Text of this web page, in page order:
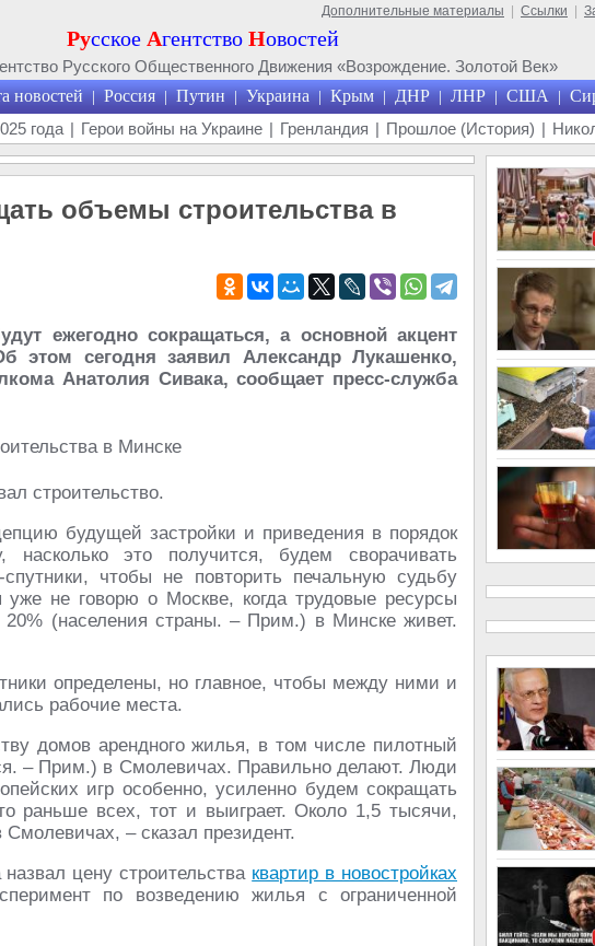
Дополнительные материалы Ссылки
Русское Агентство Новостей
Русского Общественного Движения «Возрождение. Золотой Век»
новостей | Россия | Путин | Украина | Крым | ДНР | ЛНР | США |
года | Герои войны на Украине | Гренландия | Прошлое (История) |
объемы строительства в
ежегодно сокращаться, а основной акцент
этом сегодня заявил Александр Лукашенко,
Анатолия Сивака, сообщает пресс-служба
строительство.
будущей застройки и приведения в порядок
это получится, будем сворачивать
чтобы не повторить печальную судьбу
не говорю о Москве, когда трудовые ресурсы
(населения страны. – Прим.) в Минске живет.
определены, но главное, чтобы между ними и
рабочие места.
домов арендного жилья, в том числе пилотный
– Прим.) в Смолевичах. Правильно делают. Люди
игр особенно, усиленно будем сокращать
раньше всех, тот и выиграет. Около 1,5 тысячи,
– сказал президент.
цену строительства квартир в новостройках
по возведению жилья с ограниченной